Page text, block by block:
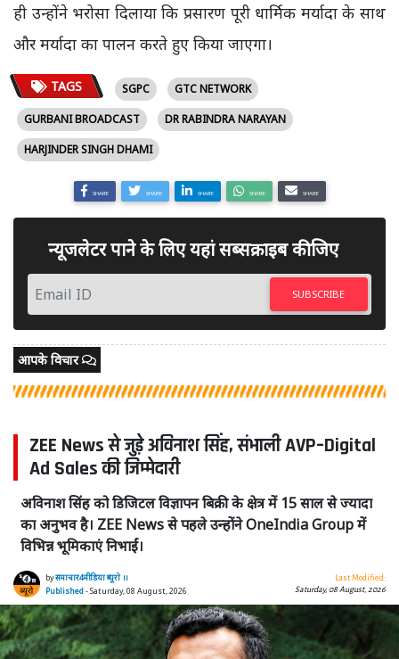
ही उन्होंने भरोसा दिलाया कि प्रसारण पूरी धार्मिक मर्यादा के साथ
और मर्यादा का पालन करते हुए किया जाएगा।
TAGS SGPC
GTC NETWORK
GURBANI BROADCAST
DR RABINDRA NARAYAN
HARJINDER SINGH DHAMI
SHARE SHARE SHARE SHARE SHARE
न्यूजलेटर पाने के लिए यहां सब्सक्राइब कीजिए
SUBSCRIBE
आपके विचार
ZEE News से जुड़े अविनाश सिंह, संभाली AVP–Digital
Ad Sales की जिम्मेदारी
अविनाश सिंह को डिजिटल विज्ञापन बिक्री के क्षेत्र में 15 साल से ज्यादा
का अनुभव है। ZEE News से पहले उन्होंने OneIndia Group में
विभिन्न भूमिकाएं निभाईं।
byसमाचार4मीडिया ब्यूरो ।।
Published- Saturday, 08 August, 2026
Last Modified:
Saturday, 08 August, 2026